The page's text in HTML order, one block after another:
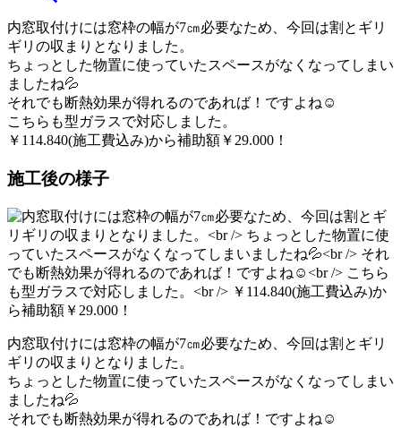
内窓取付けには窓枠の幅が7㎝必要なため、今回は割とギリ
ギリの収まりとなりました。
ちょっとした物置に使っていたスペースがなくなってしまい
ましたね💦
それでも断熱効果が得れるのであれば！ですよね☺
こちらも型ガラスで対応しました。
￥114.840(施工費込み)から補助額￥29.000！
施工後の様子
内窓取付けには窓枠の幅が7㎝必要なため、今回は割とギリ
ギリの収まりとなりました。
ちょっとした物置に使っていたスペースがなくなってしまい
ましたね💦
それでも断熱効果が得れるのであれば！ですよね☺